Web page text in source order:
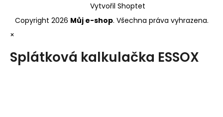
Vytvořil Shoptet
Copyright 2026 Můj e-shop. Všechna práva vyhrazena.
×
Splátková kalkulačka ESSOX